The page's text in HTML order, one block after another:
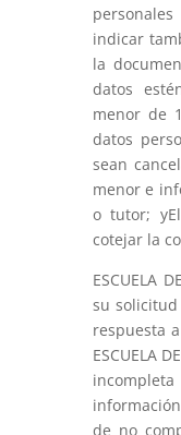
indicar
la
datos
menor de
datos
sean
menor e
o tutor;
cotejar la
ESCUELA
su
respuesta
ESCUELA
de no